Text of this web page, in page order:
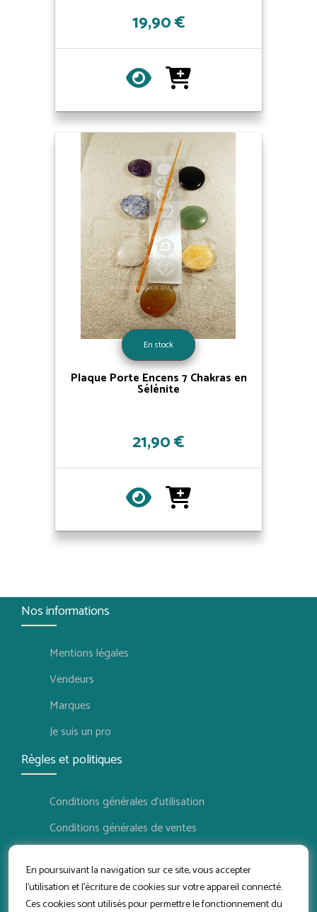
En poursuivant la navigation sur ce site, vous accepter
l'utilisation et l'écriture de cookies sur votre appareil connecté.
Ces cookies sont utilisés pour permettre le fonctionnement du
19,90 €
En stock
Plaque Porte Encens 7 Chakras en
Sélénite
21,90 €
Nos informations
Mentions légales
Vendeurs
Marques
Je suis un pro
Règles et politiques
Conditions générales d'utilisation
Conditions générales de ventes
Politique de retour
Conditions d'utilisation vendeur